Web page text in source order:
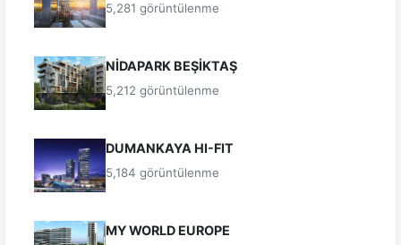
5,281 görüntülenme
NİDAPARK BEŞİKTAŞ
5,212 görüntülenme
DUMANKAYA HI-FIT
5,184 görüntülenme
MY WORLD EUROPE